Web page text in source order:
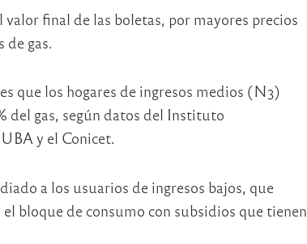
final de las boletas, por mayores precios
de gas.
que los hogares de ingresos medios (N3)
del gas, según datos del Instituto
y el Conicet.
a los usuarios de ingresos bajos, que
bloque de consumo con subsidios que tienen